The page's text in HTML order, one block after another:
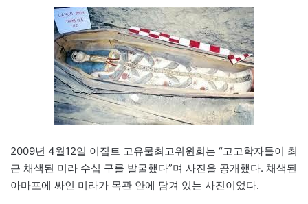
2009년 4월12일 이집트 고유물최고위원회는 “고고학자들이 최
근 채색된 미라 수십 구를 발굴했다”며 사진을 공개했다. 채색된
아마포에 싸인 미라가 목관 안에 담겨 있는 사진이었다.